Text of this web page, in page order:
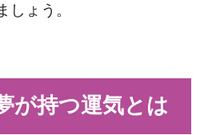
しょう。
が持つ運気とは